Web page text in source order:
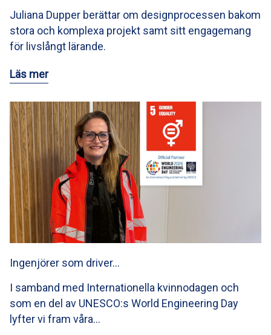
Juliana Dupper berättar om designprocessen bakom
stora och komplexa projekt samt sitt engagemang
för livslångt lärande.
Läs mer
Ingenjörer som driver…
I samband med Internationella kvinnodagen och
som en del av UNESCO:s World Engineering Day
lyfter vi fram våra…